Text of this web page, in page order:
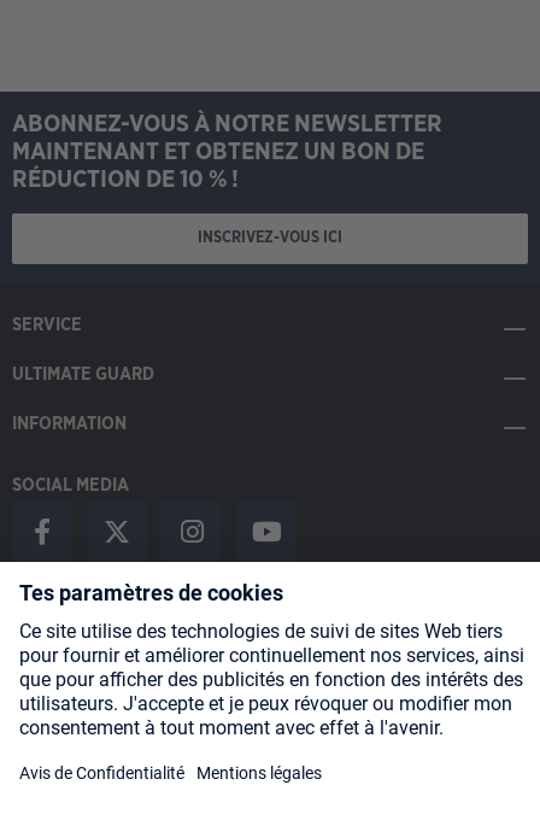
ABONNEZ-VOUS À NOTRE NEWSLETTER
MAINTENANT ET OBTENEZ UN BON DE
RÉDUCTION DE 10 % !
INSCRIVEZ-VOUS ICI
SERVICE
ULTIMATE GUARD
INFORMATION
SOCIAL MEDIA
Payment Methods
Shipping